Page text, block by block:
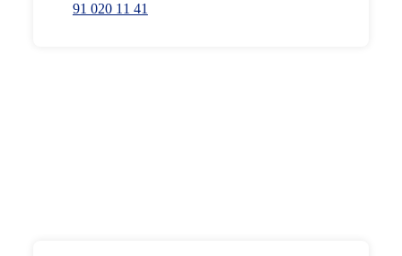
91 020 11 41